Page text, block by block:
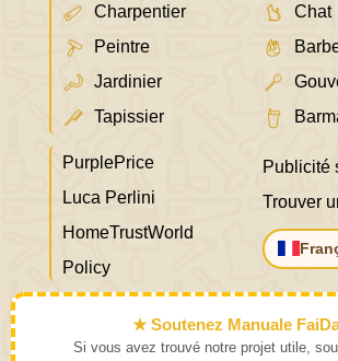
Charpentier
Peintre
Jardinier
Tapissier
Chat
PurplePrice
Luca Perlini
HomeTrustWorld
Policy
Publicité
Trouver
★ Soutenez Manuale
Si vous avez trouvé notre projet utile,